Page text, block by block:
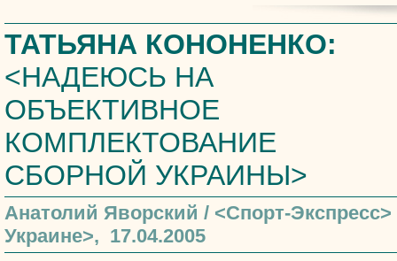
ТАТЬЯНА КОНОНЕНКО:
<НАДЕЮСЬ НА
ОБЪЕКТИВНОЕ
КОМПЛЕКТОВАНИЕ
СБОРНОЙ УКРАИНЫ>
Анатолий Яворский / <Спорт-Экспресс>
Украине>, 17.04.2005